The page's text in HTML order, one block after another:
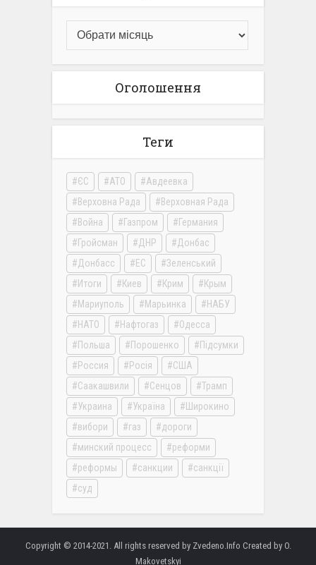
Оголошення
Теги
ЄС АТО
Авдеевка
Верховна Рада
Верховная Рада
Война
Газпром
Германия
Гройсман
ДНР
Донбас
Донбасс
ЕС
Зеленський
Итоги
Киев Крим
Крым
Мариуполь
Марьинка
НАБУ
НАТО
Нафтогаз
Одесса
Польша
Порошенко
Підсумки
Россия
Росія
США
Саакашвили
Сенцов
Трамп
Украина
Україна
Широкино
вибори
газ
дороги
минский процесс
реформи
реформы
санкции
санкції
суд
Copyright © 2014-2021. All rights reserved by Zvedeno.Info Created by O.
Makovetskyi